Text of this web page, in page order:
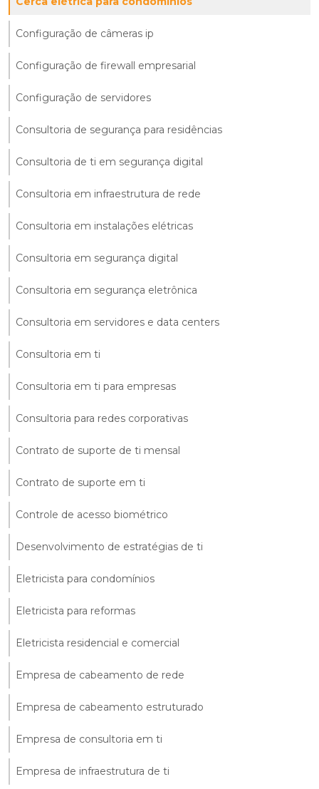
Configuração de câmeras ip
Configuração de firewall empresarial
Configuração de servidores
Consultoria de segurança para residências
Consultoria de ti em segurança digital
Consultoria em infraestrutura de rede
Consultoria em instalações elétricas
Consultoria em segurança digital
Consultoria em segurança eletrônica
Consultoria em servidores e data centers
Consultoria em ti
Consultoria em ti para empresas
Consultoria para redes corporativas
Contrato de suporte de ti mensal
Contrato de suporte em ti
Controle de acesso biométrico
Desenvolvimento de estratégias de ti
Eletricista para condomínios
Eletricista para reformas
Eletricista residencial e comercial
Empresa de cabeamento de rede
Empresa de cabeamento estruturado
Empresa de consultoria em ti
Empresa de infraestrutura de ti